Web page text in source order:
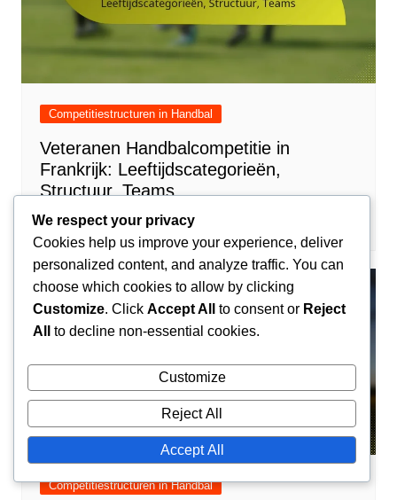
Competitiestructuren in Handbal
Veteranen Handbalcompetitie in
Frankrijk: Leeftijdscategorieën,
Structuur, Teams
Camille Lefevre 30/01/2026
Competitiestructuren in Handbal
We respect your privacy
Cookies help us improve your experience, deliver
personalized content, and analyze traffic. You can
choose which cookies to allow by clicking
Customize. Click Accept All to consent or Reject
All
to decline non-essential cookies.
Customize
Reject All
Accept All